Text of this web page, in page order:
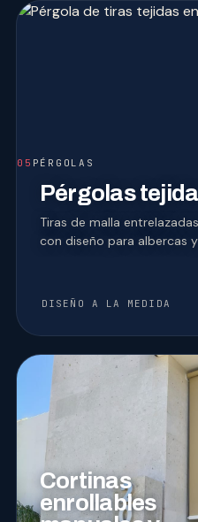
05 PÉRGOLAS
Pérgolas
Tiras de malla
con diseño para albercas
DISEÑO A LA MEDIDA
Cortinas
enrollables